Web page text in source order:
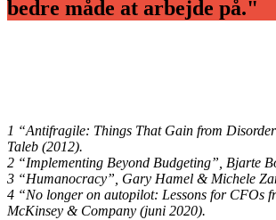
bedre måde at arbejde på."
1 “Antifragile: Things That Gain from
Taleb (2012).
2 “Implementing Beyond Budgeting”, Bjarte
3 “Humanocracy”, Gary Hamel & Michele
4 “No longer on autopilot: Lessons for CFOs
McKinsey & Company (juni 2020).